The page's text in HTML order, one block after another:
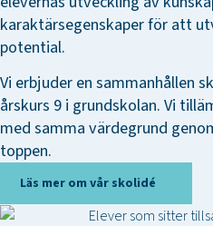
karaktärsegenskaper för att
potential.
Vi erbjuder en sammanhållen
årskurs 9 i grundskolan. Vi
med samma värdegrund
toppen.
Läs mer om vår skolidé